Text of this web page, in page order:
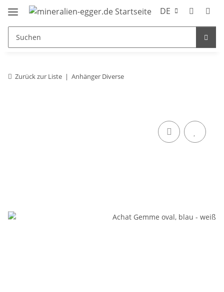
DE
Zurück zur Liste Anhänger Diverse